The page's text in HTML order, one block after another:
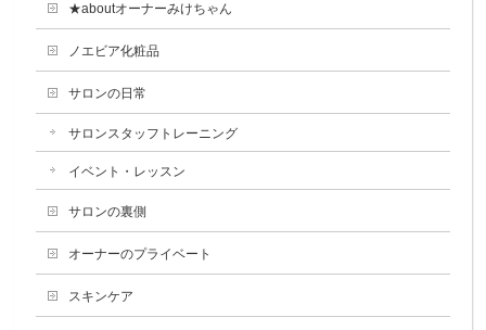
★aboutオーナーみけちゃん
ノエビア化粧品
サロンの日常
サロンスタッフトレーニング
イベント・レッスン
サロンの裏側
オーナーのプライベート
スキンケア